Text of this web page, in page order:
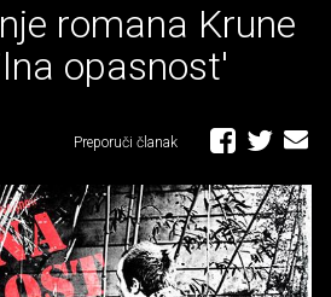
romana Krune
opasnost'
Preporuči članak